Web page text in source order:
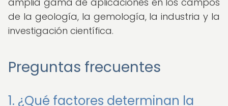
de la geología, la gemología, la industria y la
investigación científica.
Preguntas frecuentes
1. ¿Qué factores determinan la